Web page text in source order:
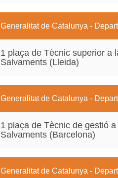
Generalitat de Catalunya -
1 plaça de Tècnic superior a
Salvaments (Lleida)
Generalitat de Catalunya -
1 plaça de Tècnic de gestió
Salvaments (Barcelona)
Generalitat de Catalunya -